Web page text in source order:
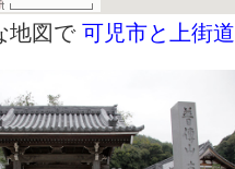
地図で 可児市と上街道